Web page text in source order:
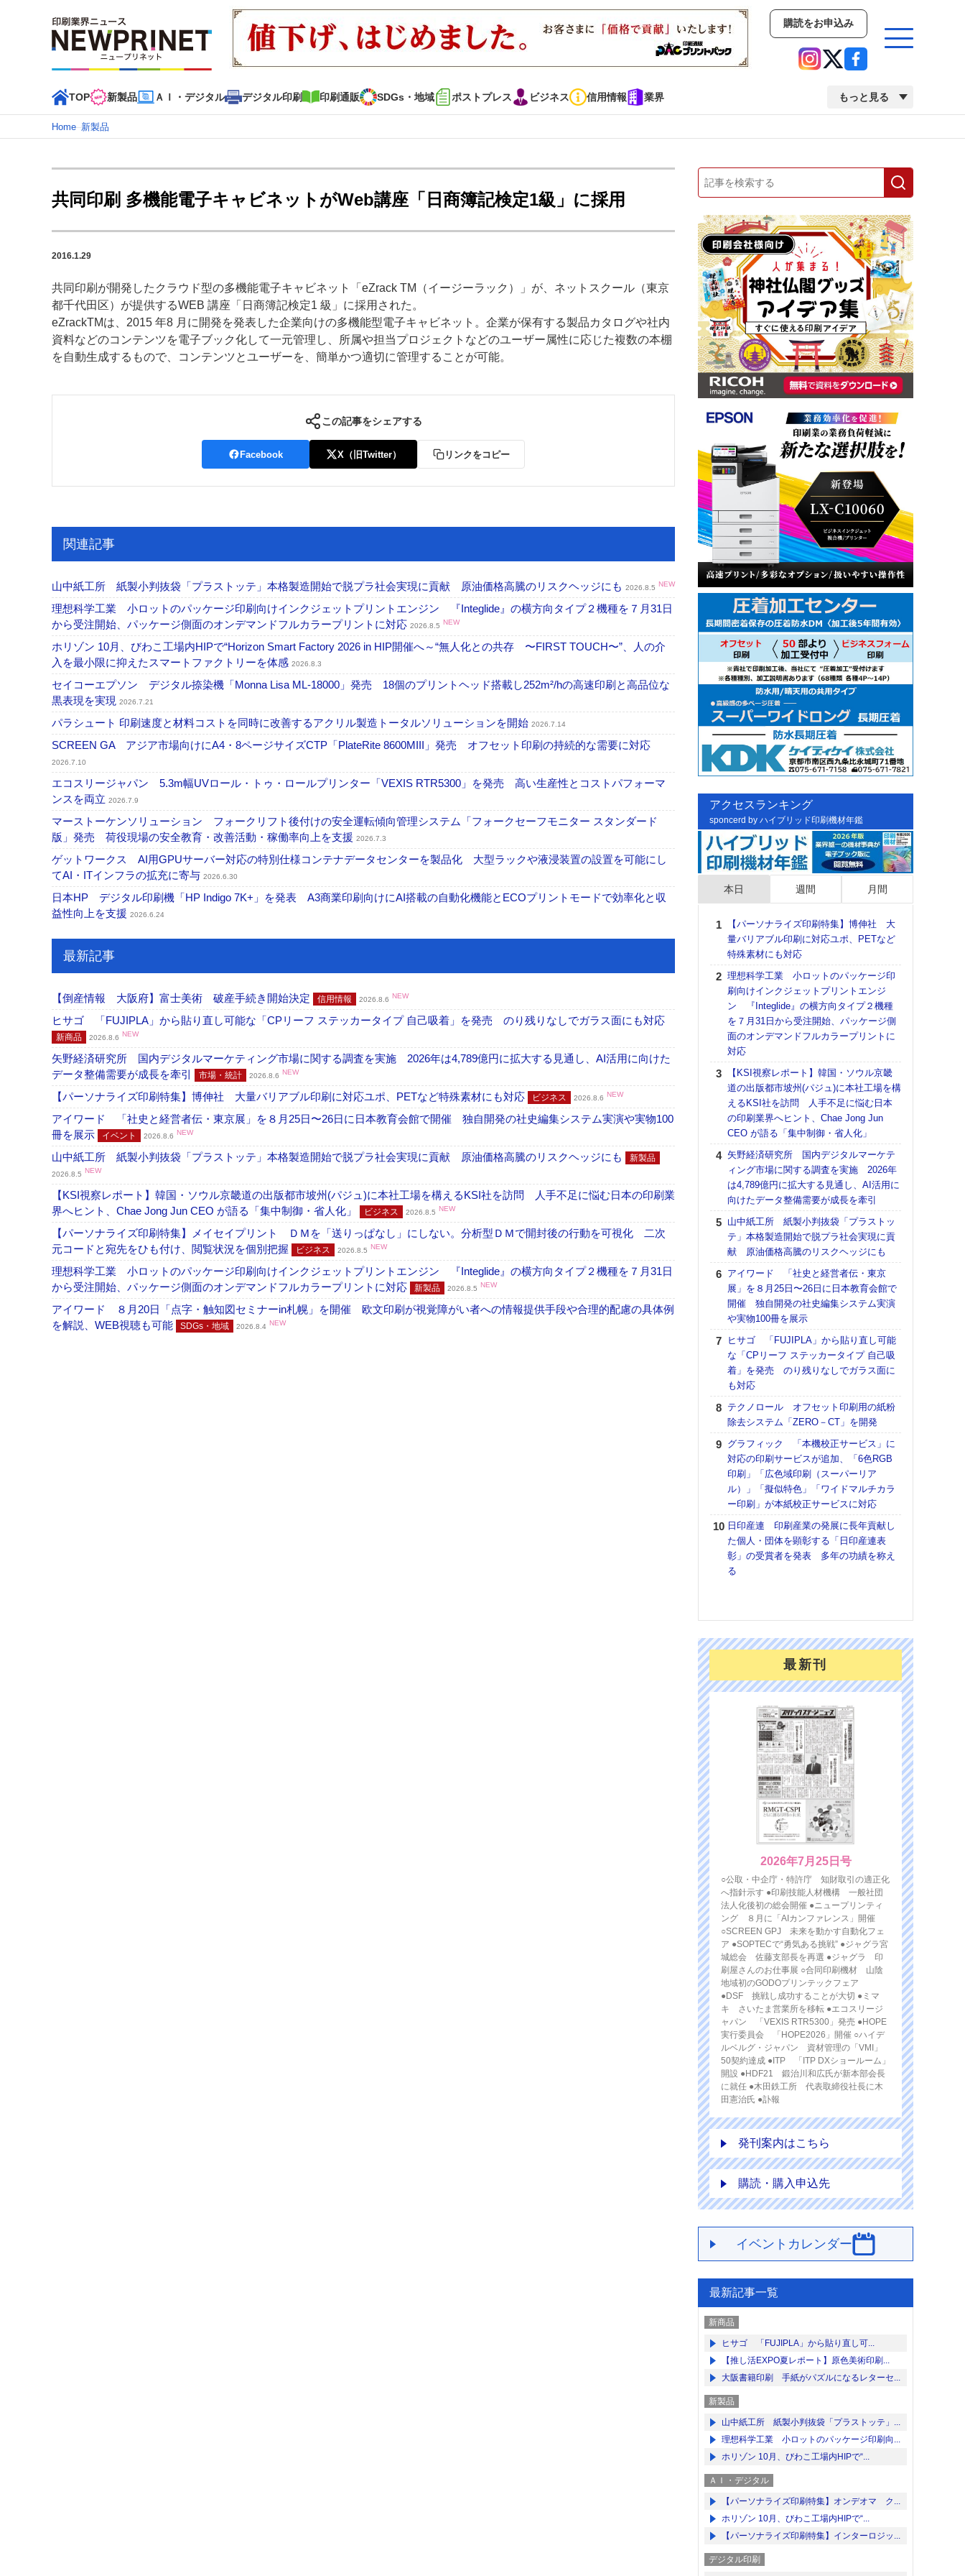
購読をお申込み
TOP 新製品 ＡＩ・デジタル デジタル印刷 印刷通販 SDGs・地域 ポストプレス ビジネス 信用情報 業界 もっと見る
イベント
インデックス
TOP 新着記事 特集記事 動画コンテンツ インタビュー コレクション
カテゴリー一覧
新商品 新製品 ＡＩ・デジタル デジタル印刷 印刷通販 SDGs・地域 ポストプレス ビジネス イベント 信用情報 業界 市場・統計 人事・移転・異動・訃報
特集記事カテゴリー一覧
2022 見える化・MIS特集 特集・デジタル印刷 アイデアで勝負！ ～多様なビジネス・多彩な商材～ JAPAN PACK 2023 特集 中古印刷機・製本機特集
2022 検査・校正特集
特集・デジタル印刷 ～ 新成長軌道を描く
案内
購読・購入申し込み サイトポリシー お問い合わせ
Home–新製品
共同印刷 多機能電子キャビネットがWeb講座「日商簿記検定1級」に採用
2016.1.29
共同印刷が開発したクラウド型の多機能電子キャビネット「eZrack TM（イージーラック）」が、ネットスクール（東京
都千代田区）が提供するWEB 講座「日商簿記検定1 級」に採用された。
eZrackTMは、2015 年8 月に開発を発表した企業向けの多機能型電子キャビネット。企業が保有する製品カタログや社内
資料などのコンテンツを電子ブック化して一元管理し、所属や担当プロジェクトなどのユーザー属性に応じた複数の本棚
を自動生成するもので、コンテンツとユーザーを、簡単かつ適切に管理することが可能。
この記事をシェアする
Facebook X（旧Twitter） リンクをコピー
関連記事
山中紙工所 紙製小判抜袋「プラストッテ」本格製造開始で脱プラ社会実現に貢献 原油価格高騰のリスクヘッジにも 2026.8.5 NEW
理想科学工業 小ロットのパッケージ印刷向けインクジェットプリントエンジン 『Integlide』の横方向タイプ２機種を７月31日
から受注開始、パッケージ側面のオンデマンドフルカラープリントに対応 2026.8.5 NEW
ホリゾン 10月、びわこ工場内HIPで“Horizon Smart Factory 2026 in HIP開催へ～“無人化との共存 〜FIRST TOUCH〜”、人の介
入を最小限に抑えたスマートファクトリーを体感 2026.8.3
セイコーエプソン デジタル捺染機「Monna Lisa ML-18000」発売 18個のプリントヘッド搭載し252m²/hの高速印刷と高品位な
黒表現を実現 2026.7.21
パラシュート 印刷速度と材料コストを同時に改善するアクリル製造トータルソリューションを開始 2026.7.14
SCREEN GA アジア市場向けにA4・8ページサイズCTP「PlateRite 8600MIII」発売 オフセット印刷の持続的な需要に対応
2026.7.10
エコスリージャパン 5.3m幅UVロール・トゥ・ロールプリンター「VEXIS RTR5300」を発売 高い生産性とコストパフォーマ
ンスを両立 2026.7.9
マーストーケンソリューション フォークリフト後付けの安全運転傾向管理システム「フォークセーフモニター スタンダード
版」発売 荷役現場の安全教育・改善活動・稼働率向上を支援 2026.7.3
ゲットワークス AI用GPUサーバー対応の特別仕様コンテナデータセンターを製品化 大型ラックや液浸装置の設置を可能にし
てAI・ITインフラの拡充に寄与 2026.6.30
日本HP デジタル印刷機「HP Indigo 7K+」を発表 A3商業印刷向けにAI搭載の自動化機能とECOプリントモードで効率化と収
益性向上を支援 2026.6.24
最新記事
【倒産情報 大阪府】富士美術 破産手続き開始決定 信用情報 2026.8.6 NEW
ヒサゴ 「FUJIPLA」から貼り直し可能な「CPリーフ ステッカータイプ 自己吸着」を発売 のり残りなしでガラス面にも対応
新商品 2026.8.6 NEW
矢野経済研究所 国内デジタルマーケティング市場に関する調査を実施 2026年は4,789億円に拡大する見通し、AI活用に向けた
データ整備需要が成長を牽引
市場・統計 2026.8.6 NEW
【パーソナライズ印刷特集】博伸社 大量バリアブル印刷に対応ユポ、PETなど特殊素材にも対応 ビジネス 2026.8.6 NEW
アイワード 「社史と経営者伝・東京展」を８月25日〜26日に日本教育会館で開催 独自開発の社史編集システム実演や実物100
冊を展示
イベント 2026.8.6 NEW
山中紙工所 紙製小判抜袋「プラストッテ」本格製造開始で脱プラ社会実現に貢献 原油価格高騰のリスクヘッジにも 新製品
2026.8.5 NEW
【KSI視察レポート】韓国・ソウル京畿道の出版都市坡州(パジュ)に本社工場を構えるKSI社を訪問 人手不足に悩む日本の印刷業
界へヒント、Chae Jong Jun CEO が語る「集中制御・省人化」
ビジネス 2026.8.5 NEW
【パーソナライズ印刷特集】メイセイプリント ＤＭを「送りっぱなし」にしない。分析型ＤＭで開封後の行動を可視化 二次
元コードと宛先をひも付け、閲覧状況を個別把握
ビジネス 2026.8.5 NEW
理想科学工業 小ロットのパッケージ印刷向けインクジェットプリントエンジン 『Integlide』の横方向タイプ２機種を７月31日
から受注開始、パッケージ側面のオンデマンドフルカラープリントに対応
新製品 2026.8.5 NEW
アイワード ８月20日「点字・触知図セミナーin札幌」を開催 欧文印刷が視覚障がい者への情報提供手段や合理的配慮の具体例
を解説、WEB視聴も可能
SDGs・地域 2026.8.4 NEW
アクセスランキング
sponcerd by ハイブリッド印刷機材年鑑
本日 週間 月間
【パーソナライズ印刷特集】博伸社 大
量バリアブル印刷に対応ユポ、PETなど
特殊素材にも対応
理想科学工業 小ロットのパッケージ印
刷向けインクジェットプリントエンジ
ン 『Integlide』の横方向タイプ２機種
を７月31日から受注開始、パッケージ側
面のオンデマンドフルカラープリントに
対応
【KSI視察レポート】韓国・ソウル京畿
道の出版都市坡州(パジュ)に本社工場を構
えるKSI社を訪問 人手不足に悩む日本
の印刷業界へヒント、Chae Jong Jun
CEO が語る「集中制御・省人化」
矢野経済研究所 国内デジタルマーケテ
ィング市場に関する調査を実施 2026年
は4,789億円に拡大する見通し、AI活用に
向けたデータ整備需要が成長を牽引
山中紙工所 紙製小判抜袋「プラストッ
テ」本格製造開始で脱プラ社会実現に貢
献 原油価格高騰のリスクヘッジにも
アイワード 「社史と経営者伝・東京
展」を８月25日〜26日に日本教育会館で
開催 独自開発の社史編集システム実演
や実物100冊を展示
ヒサゴ 「FUJIPLA」から貼り直し可能
な「CPリーフ ステッカータイプ 自己吸
着」を発売 のり残りなしでガラス面に
も対応
テクノロール オフセット印刷用の紙粉
除去システム「ZERO－CT」を開発
グラフィック 「本機校正サービス」に
対応の印刷サービスが追加、「6色RGB
印刷」「広色域印刷（スーパーリア
ル）」「擬似特色」「ワイドマルチカラ
ー印刷」が本紙校正サービスに対応
日印産連 印刷産業の発展に長年貢献し
た個人・団体を顕彰する「日印産連表
彰」の受賞者を発表 多年の功績を称え
る
最新刊
2026年7月25日号
○公取・中企庁・特許庁 知財取引の適正化
へ指針示す ●印刷技能人材機構 一般社団
法人化後初の総会開催 ●ニュープリンティ
ング ８月に「AIカンファレンス」開催
○SCREEN GPJ 未来を動かす自動化フェ
ア ●SOPTECで“勇気ある挑戦” ●ジャグラ宮
城総会 佐藤支部長を再選 ●ジャグラ 印
刷屋さんのお仕事展 ○合同印刷機材 山陰
地域初のGODOプリンテックフェア
●DSF 挑戦し成功することが大切 ●ミマ
キ さいたま営業所を移転 ●エコスリージ
ャパン 「VEXIS RTR5300」発売 ●HOPE
実行委員会 「HOPE2026」開催 ○ハイデ
ルベルグ・ジャパン 資材管理の「VMI」
50契約達成 ●ITP 「ITP DXショールーム」
開設 ●HDF21 鍛治川和広氏が新本部会長
に就任 ●木田鉄工所 代表取締役社長に木
田憲治氏 ●訃報
発刊案内はこちら
購読・購入申込先
イベントカレンダー
最新記事一覧
新商品
ヒサゴ 「FUJIPLA」から貼り直し可...
【推し活EXPO夏レポート】原色美術印刷...
大阪書籍印刷 手紙がパズルになるレターセ...
新製品
山中紙工所 紙製小判抜袋「プラストッテ」...
理想科学工業 小ロットのパッケージ印刷向...
ホリゾン 10月、びわこ工場内HIPで“...
ＡＩ・デジタル
【パーソナライズ印刷特集】オンデオマ ク...
ホリゾン 10月、びわこ工場内HIPで“...
【パーソナライズ印刷特集】インターロジッ...
デジタル印刷